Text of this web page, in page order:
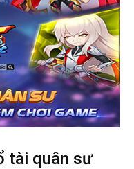
tài quân sư